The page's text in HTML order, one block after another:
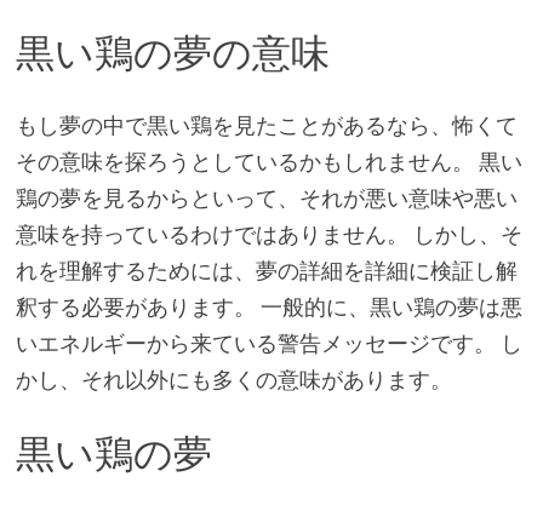
黒い鶏の夢の意味
もし夢の中で黒い鶏を見たことがあるなら、怖くて
その意味を探ろうとしているかもしれません。 黒い
鶏の夢を見るからといって、それが悪い意味や悪い
意味を持っているわけではありません。 しかし、そ
れを理解するためには、夢の詳細を詳細に検証し解
釈する必要があります。 一般的に、黒い鶏の夢は悪
いエネルギーから来ている警告メッセージです。 し
かし、それ以外にも多くの意味があります。
黒い鶏の夢